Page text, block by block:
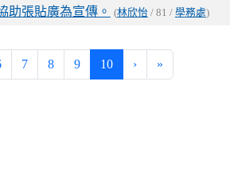
助張貼廣為宣傳。
(林欣怡/ 81 / 學務處)
7 8 9 10(current)
› »